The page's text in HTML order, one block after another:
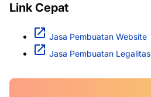
Link Cepat
Jasa Pembuatan Website
Jasa Pembuatan Legalitas